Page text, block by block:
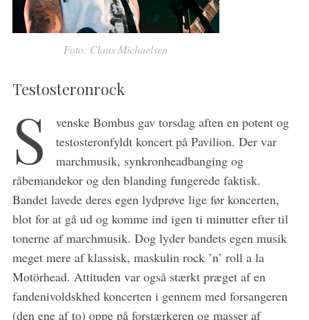
Foto: Claus Michaelsen
Testosteronrock
S
venske Bombus gav torsdag aften en potent og
testosteronfyldt koncert på Pavilion. Der var
marchmusik, synkronheadbanging og
råbemandekor og den blanding fungerede faktisk.
Bandet lavede deres egen lydprøve lige før koncerten,
blot for at gå ud og komme ind igen ti minutter efter til
tonerne af marchmusik. Dog lyder bandets egen musik
meget mere af klassisk, maskulin rock ’n’ roll a la
Motörhead. Attituden var også stærkt præget af en
fandenivoldskhed koncerten i gennem med forsangeren
(den ene af to) oppe på forstærkeren og masser af
S
f
o
: